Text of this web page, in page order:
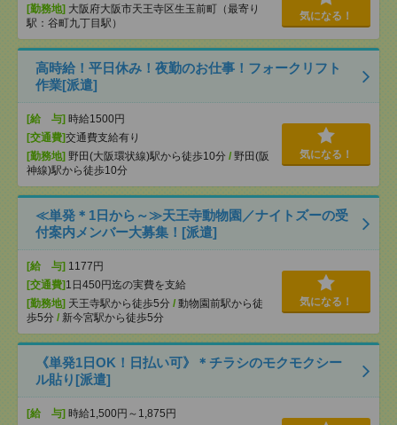
[勤務地] 大阪府大阪市天王寺区生玉前町（最寄り
駅：谷町九丁目駅）
気になる！
高時給！平日休み！夜勤のお仕事！フォークリフト
作業[派遣]
[給 与] 時給1500円
[交通費]交通費支給有り
[勤務地] 野田(大阪環状線)駅から徒歩10分 / 野田(阪
神線)駅から徒歩10分
気になる！
≪単発＊1日から～≫天王寺動物園／ナイトズーの受
付案内メンバー大募集！[派遣]
[給 与] 1177円
[交通費] 1日450円迄の実費を支給
[勤務地] 天王寺駅から徒歩5分 / 動物園前駅から徒
歩5分 / 新今宮駅から徒歩5分
気になる！
《単発1日OK！日払い可》＊チラシのモクモクシー
ル貼り[派遣]
[給 与] 時給1,500円～1,875円